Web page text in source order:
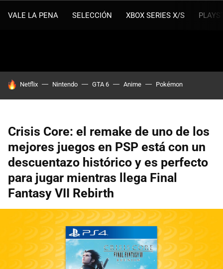
VALE LA PENA SELECCIÓN XBOX SERIES X/S
HOY SE HABLA DE
Netflix Nintendo GTA 6 Anime Pokémon
Crisis Core: el remake de uno de los
mejores juegos en PSP está con un
descuentazo histórico y es perfecto
para jugar mientras llega Final
Fantasy VII Rebirth